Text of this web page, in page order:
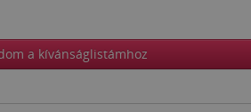
a kívánságlistámhoz